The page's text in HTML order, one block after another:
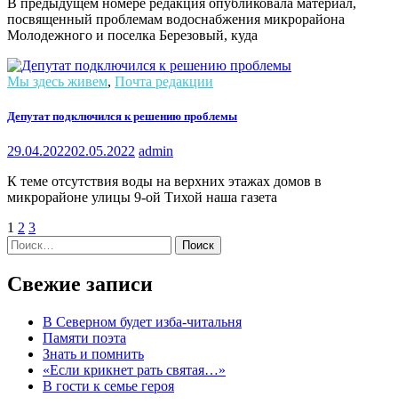
посвященный проблемам водоснабжения микрорайона
Молодежного и поселка Березовый, куда
Мы здесь живем, Почта редакции
Депутат подключился к решению проблемы
29.04.202202.05.2022 admin
К теме отсутствия воды на верхних этажах домов в
микрорайоне улицы 9-ой Тихой наша газета
1 2 3
Найти:
Свежие записи
В Северном будет изба-читальня
Памяти поэта
Знать и помнить
«Если крикнет рать святая…»
В гости к семье героя